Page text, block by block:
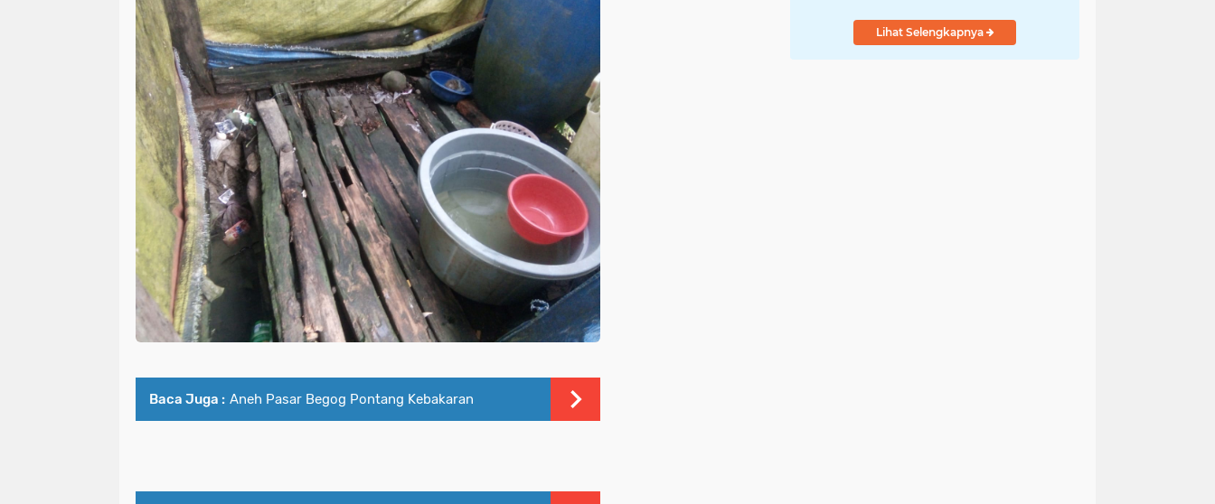
Baca Juga : Aneh Pasar Begog Pontang Kebakaran
Lihat Selengkapnya